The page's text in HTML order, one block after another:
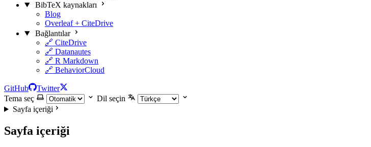
BibTeX kaynakları
Blog
Overleaf + CiteDrive
Bağlantılar
🔗 CiteDrive
🔗 Datanautes
🔗 R Markdown
🔗 BehaviorCloud
GitHub
Twitter
Tema seç
Dil seçin
Sayfa içeriği
Sayfa içeriği